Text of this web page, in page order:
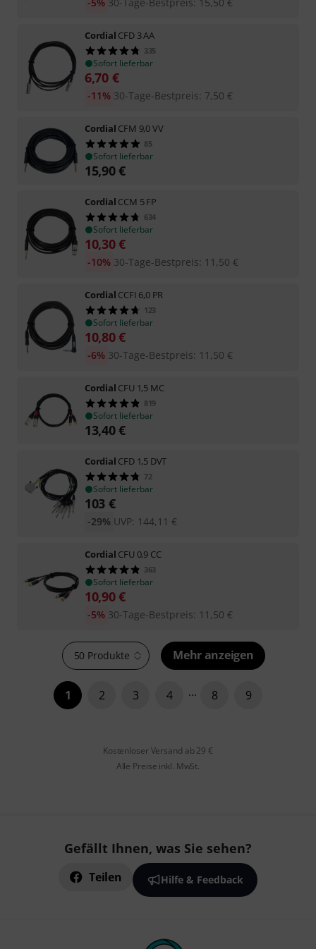
Cordial CFD 3 AA
335
Sofort lieferbar
6,70 €
30-Tage-Bestpreis: 7,50 €
-11%
Cordial CFM 9,0 VV
85
Sofort lieferbar
15,90€
Cordial CCM 5 FP
634
Sofort lieferbar
10,30€
30-Tage-Bestpreis: 11,50 €
-10%
Cordial CCFI 6,0 PR
123
Sofort lieferbar
10,80€
30-Tage-Bestpreis: 11,50 €
-6%
Cordial CFU 1,5 MC
819
Sofort lieferbar
13,40€
Cordial CFD 1,5 DVT
72
Sofort lieferbar
103 €
UVP: 144,11 €
-29%
Cordial CFU 0,9 CC
363
Sofort lieferbar
10,90€
30-Tage-Bestpreis: 11,50 €
-5%
50 Produkte Mehr anzeigen
1 2 3 4 8 9
Kostenloser Versand ab 29 €
Alle Preise inkl. MwSt.
Gefällt Ihnen, was Sie sehen?
Teilen Hilfe & Feedback